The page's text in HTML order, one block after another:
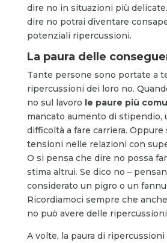
dire no in situazioni più
dire no potrai diventare
potenziali ripercussioni.
La paura delle
Tante persone sono portate a
ripercussioni dei loro no.
no sul lavoro le paure più
mancato aumento di stipendio,
difficoltà a fare carriera. Oppure
tensioni nelle relazioni con
O si pensa che dire no possa
stima altrui. Se dico no –
considerato un pigro o un
Ricordiamoci sempre che
no può avere delle
A volte, la paura di